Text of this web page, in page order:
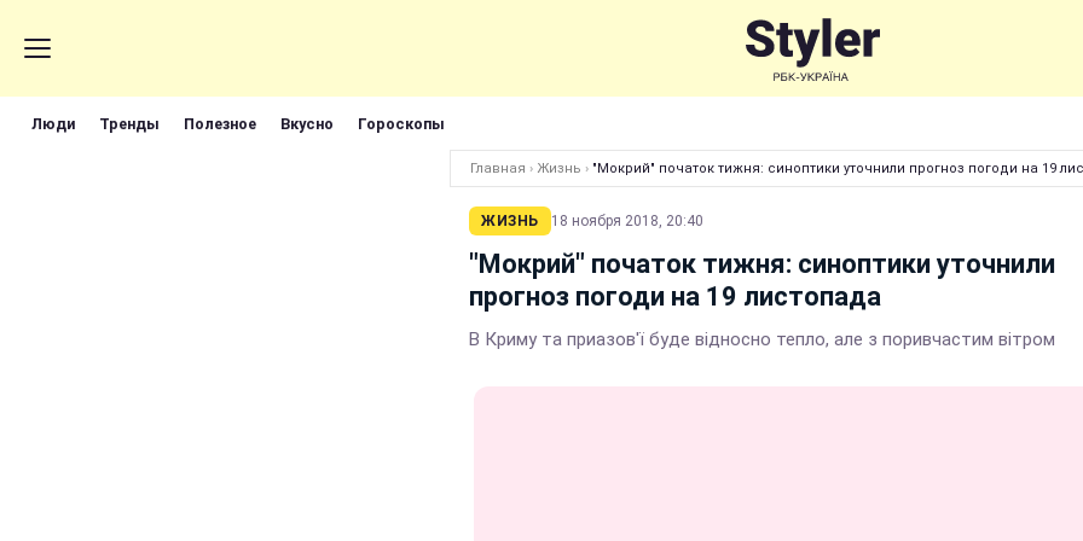
Люди Тренды Полезное Вкусно Гороскопы
Главная › Жизнь › "Мокрий" початок тижня: синоптики уточнили прогноз погоди на 19
ЖИЗНЬ 18 ноября 2018, 20:40
"Мокрий" початок тижня: синоптики уточнили
прогноз погоди на 19 листопада
В Криму та приазов'ї буде відносно тепло, але з поривчастим вітром